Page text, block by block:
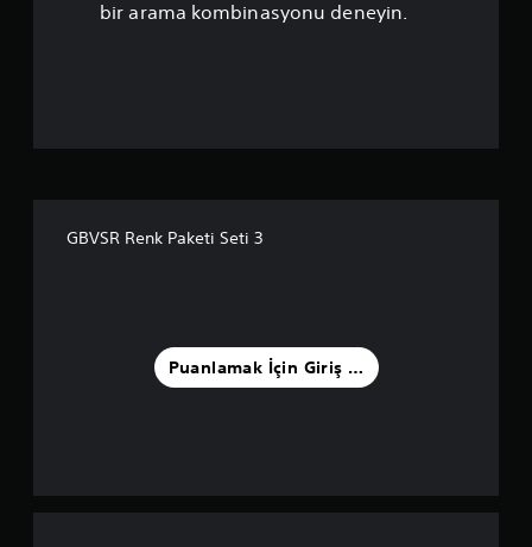
m
a
z
bir arama kombinasyonu deneyin.
GBVSR Renk Paketi Seti 3
Puanlamak İçin Giriş Yapın